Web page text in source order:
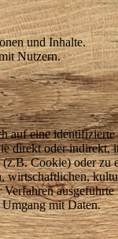
und Inhalte.
Nutzern.
auf eine
direkt oder
Cookie) oder
wirtschaftlichen,
mit Daten.